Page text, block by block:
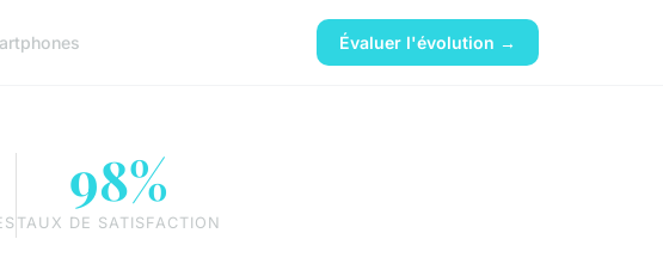
Évaluer l'évolution →
98%
TAUX DE SATISFACTION